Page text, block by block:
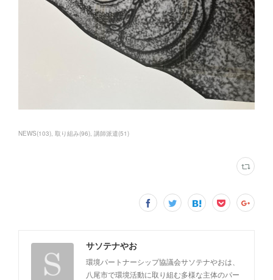
NEWS(103) 取り組み(96) 講師派遣(51)
サソテナやお
環境パートナーシップ協議会サソテナやおは、
八尾市で環境活動に取り組む多様な主体のパー